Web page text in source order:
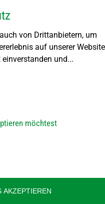
Dietmanns
3, 3950
Sack
von Drittanbietern, um
auf unserer Website
und...
möchtest
AKZEPTIEREN